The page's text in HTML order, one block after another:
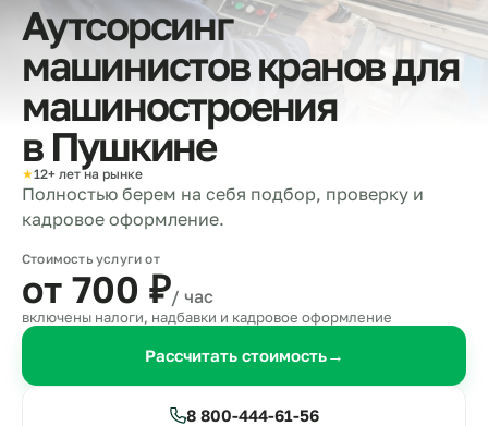
Аутсорсинг
машинистов кранов для
машиностроения
в Пушкине
★12+ лет на рынке
Полностью берем на себя подбор, проверку и
кадровое оформление.
Стоимость услуги от
от 700 ₽/ час
включены налоги, надбавки и кадровое оформление
Рассчитать стоимость→
8 800-444-61-56